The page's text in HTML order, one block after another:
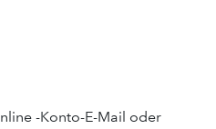
-Konto-E-Mail oder